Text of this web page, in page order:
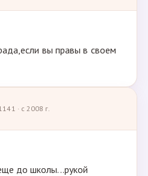
вы правы в своем
· с 2008 г.
до школы...рукой